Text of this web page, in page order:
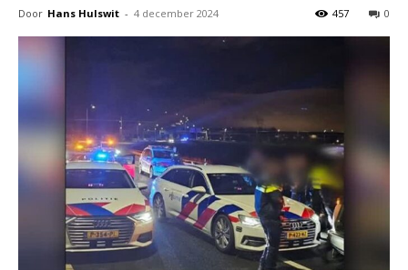
Door Hans Hulswit - 4 december 2024 0
457